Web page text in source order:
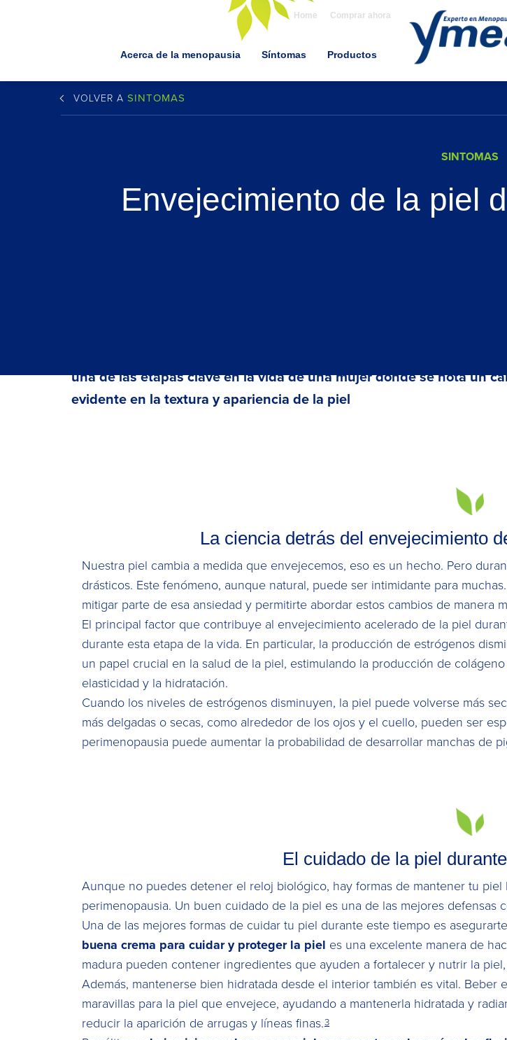
Home Comprar ahora
Acerca de la menopausia Síntomas Productos
VOLVER A SINTOMAS
SINTOMAS
Envejecimiento de la piel
una de las etapas clave en la vida de una mujer donde se nota un
evidente en la textura y apariencia de la piel
La ciencia detrás del envejecimiento
Nuestra piel cambia a medida que envejecemos, eso es un hecho. Pero
drásticos. Este fenómeno, aunque natural, puede ser intimidante para
mitigar parte de esa ansiedad y permitirte abordar estos cambios de manera
El principal factor que contribuye al envejecimiento acelerado de la piel
durante esta etapa de la vida. En particular, la producción de estrógenos
un papel crucial en la salud de la piel, estimulando la producción de
elasticidad y la hidratación.
Cuando los niveles de estrógenos disminuyen, la piel puede volverse más
más delgadas o secas, como alrededor de los ojos y el cuello, pueden ser
perimenopausia puede aumentar la probabilidad de desarrollar manchas de
El cuidado de la piel
Aunque no puedes detener el reloj biológico, hay formas de mantener tu
perimenopausia. Un buen cuidado de la piel es una de las mejores defensas
Una de las mejores formas de cuidar tu piel durante este tiempo es
buena crema para cuidar y proteger la piel es una excelente manera de
madura pueden contener ingredientes que ayuden a fortalecer y nutrir la
Además, mantenerse bien hidratada desde el interior también es vital.
maravillas para la piel que envejece, ayudando a mantenerla hidratada y
reducir la aparición de arrugas y líneas finas.3